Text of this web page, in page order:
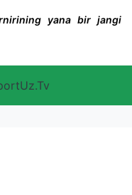
yana bir jangi